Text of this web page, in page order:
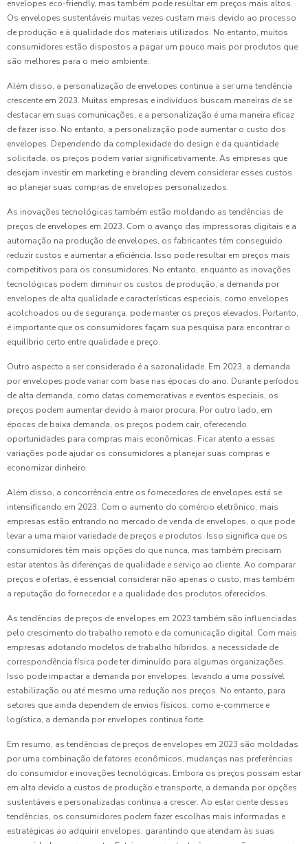
envelopes eco-friendly, mas também pode resultar em preços mais altos.
Os envelopes sustentáveis muitas vezes custam mais devido ao processo
de produção e à qualidade dos materiais utilizados. No entanto, muitos
consumidores estão dispostos a pagar um pouco mais por produtos que
são melhores para o meio ambiente.
Além disso, a personalização de envelopes continua a ser uma tendência
crescente em 2023. Muitas empresas e indivíduos buscam maneiras de se
destacar em suas comunicações, e a personalização é uma maneira eficaz
de fazer isso. No entanto, a personalização pode aumentar o custo dos
envelopes. Dependendo da complexidade do design e da quantidade
solicitada, os preços podem variar significativamente. As empresas que
desejam investir em marketing e branding devem considerar esses custos
ao planejar suas compras de envelopes personalizados.
As inovações tecnológicas também estão moldando as tendências de
preços de envelopes em 2023. Com o avanço das impressoras digitais e a
automação na produção de envelopes, os fabricantes têm conseguido
reduzir custos e aumentar a eficiência. Isso pode resultar em preços mais
competitivos para os consumidores. No entanto, enquanto as inovações
tecnológicas podem diminuir os custos de produção, a demanda por
envelopes de alta qualidade e características especiais, como envelopes
acolchoados ou de segurança, pode manter os preços elevados. Portanto,
é importante que os consumidores façam sua pesquisa para encontrar o
equilíbrio certo entre qualidade e preço.
Outro aspecto a ser considerado é a sazonalidade. Em 2023, a demanda
por envelopes pode variar com base nas épocas do ano. Durante períodos
de alta demanda, como datas comemorativas e eventos especiais, os
preços podem aumentar devido à maior procura. Por outro lado, em
épocas de baixa demanda, os preços podem cair, oferecendo
oportunidades para compras mais econômicas. Ficar atento a essas
variações pode ajudar os consumidores a planejar suas compras e
economizar dinheiro.
Além disso, a concorrência entre os fornecedores de envelopes está se
intensificando em 2023. Com o aumento do comércio eletrônico, mais
empresas estão entrando no mercado de venda de envelopes, o que pode
levar a uma maior variedade de preços e produtos. Isso significa que os
consumidores têm mais opções do que nunca, mas também precisam
estar atentos às diferenças de qualidade e serviço ao cliente. Ao comparar
preços e ofertas, é essencial considerar não apenas o custo, mas também
a reputação do fornecedor e a qualidade dos produtos oferecidos.
As tendências de preços de envelopes em 2023 também são influenciadas
pelo crescimento do trabalho remoto e da comunicação digital. Com mais
empresas adotando modelos de trabalho híbridos, a necessidade de
correspondência física pode ter diminuído para algumas organizações.
Isso pode impactar a demanda por envelopes, levando a uma possível
estabilização ou até mesmo uma redução nos preços. No entanto, para
setores que ainda dependem de envios físicos, como e-commerce e
logística, a demanda por envelopes continua forte.
Em resumo, as tendências de preços de envelopes em 2023 são moldadas
por uma combinação de fatores econômicos, mudanças nas preferências
do consumidor e inovações tecnológicas. Embora os preços possam estar
em alta devido a custos de produção e transporte, a demanda por opções
sustentáveis e personalizadas continua a crescer. Ao estar ciente dessas
tendências, os consumidores podem fazer escolhas mais informadas e
estratégicas ao adquirir envelopes, garantindo que atendam às suas